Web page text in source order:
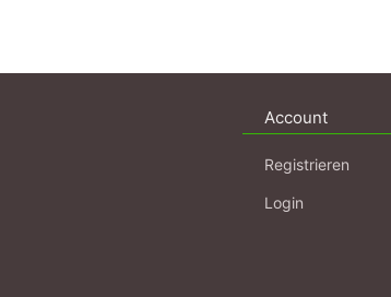
Account
Registrieren
Login